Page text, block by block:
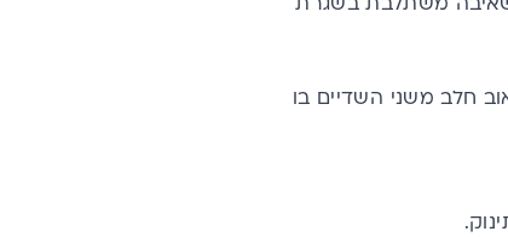
חלב משני השדיים בו